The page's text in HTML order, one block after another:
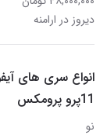
دیروز در ارامنه
11پرو پرومکس
نو